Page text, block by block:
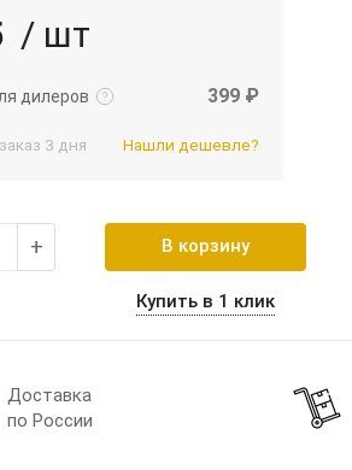
/ шт
дилеров 399 ₽
3 дня Нашли дешевле?
+ В корзину
Купить в 1 клик
Доставка
по России